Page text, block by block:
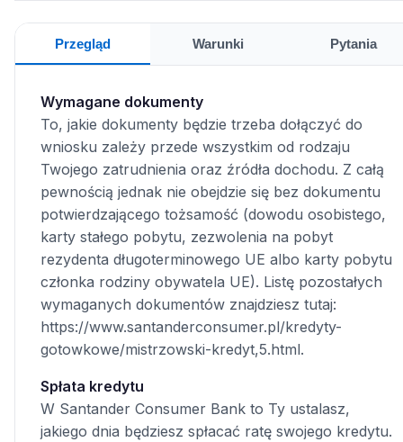
Przegląd Warunki Pytania
Wymagane dokumenty
To, jakie dokumenty będzie trzeba dołączyć do
wniosku zależy przede wszystkim od rodzaju
Twojego zatrudnienia oraz źródła dochodu. Z całą
pewnością jednak nie obejdzie się bez dokumentu
potwierdzającego tożsamość (dowodu osobistego,
karty stałego pobytu, zezwolenia na pobyt
rezydenta długoterminowego UE albo karty pobytu
członka rodziny obywatela UE). Listę pozostałych
wymaganych dokumentów znajdziesz tutaj:
https://www.santanderconsumer.pl/kredyty-
gotowkowe/mistrzowski-kredyt,5.html.
Spłata kredytu
W Santander Consumer Bank to Ty ustalasz,
jakiego dnia będziesz spłacać ratę swojego kredytu.